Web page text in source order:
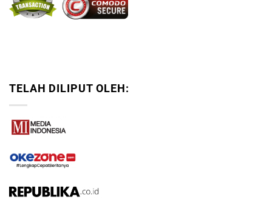
TELAH DILIPUT OLEH: